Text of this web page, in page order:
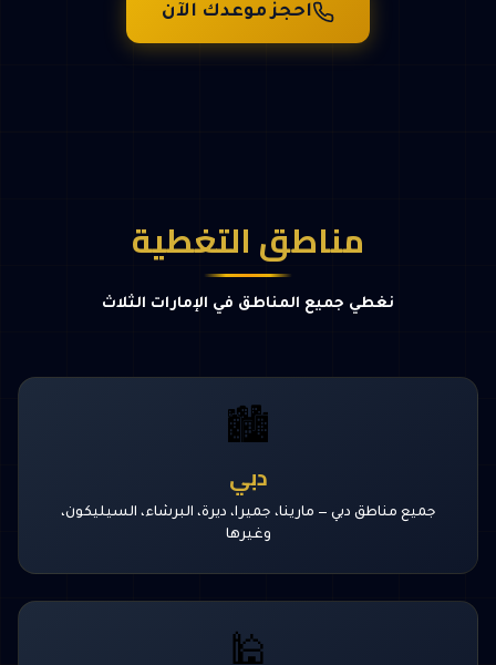
احجز موعدك الآن
مناطق التغطية
نغطي جميع المناطق في الإمارات الثلاث
🏙️
دبي
جميع مناطق دبي — مارينا، جميرا، ديرة، البرشاء، السيليكون،
وغيرها